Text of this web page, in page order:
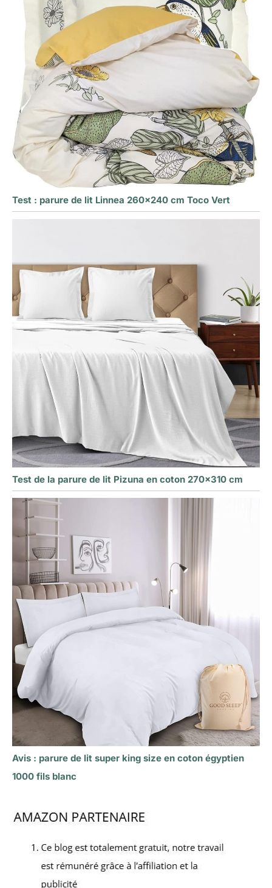
Test : parure de lit Linnea 260×240 cm Toco Vert
Test de la parure de lit Pizuna en coton 270×310 cm
Avis : parure de lit super king size en coton égyptien
1000 fils blanc